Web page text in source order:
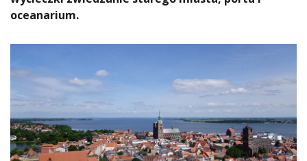
oceanarium.